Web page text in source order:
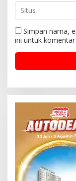
Simpan nama,
ini untuk